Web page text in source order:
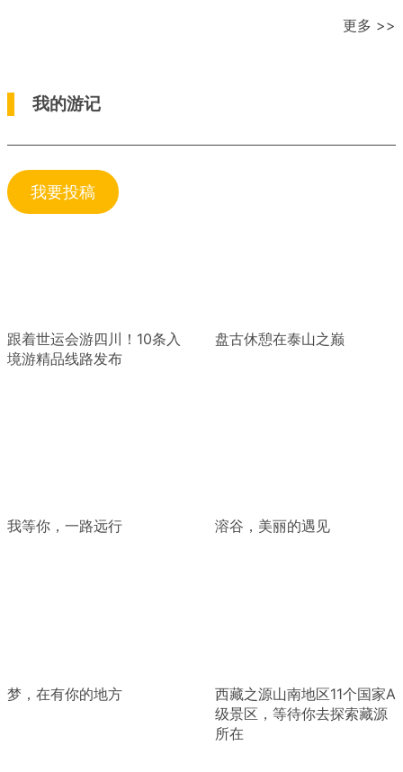
更多 >>
我的游记
我要投稿
跟着世运会游四川！10条入
境游精品线路发布
盘古休憩在泰山之巅
我等你，一路远行 溶谷，美丽的遇见
梦，在有你的地方
西藏之源山南地区11个国家A
级景区，等待你去探索藏源
所在